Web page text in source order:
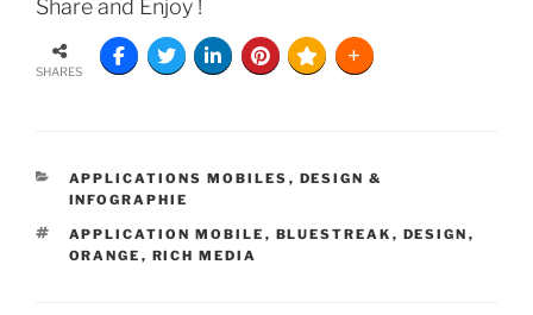
Share and Enjoy !
SHARES
APPLICATIONS MOBILES , DESIGN &
INFOGRAPHIE
APPLICATION MOBILE , BLUESTREAK , DESIGN ,
ORANGE , RICH MEDIA